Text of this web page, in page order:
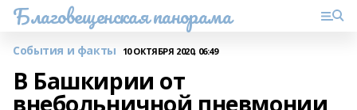
Благовещенская панорама
События и факты 10 ОКТЯБРЯ 2020, 06:49
В Башкирии от
внебольничной пневмонии